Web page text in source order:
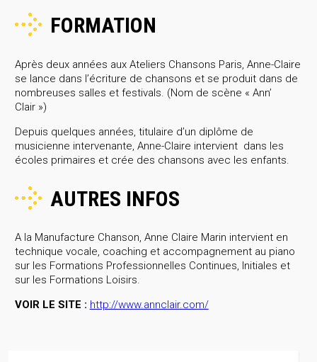
FORMATION
Après deux années aux Ateliers Chansons Paris, Anne-Claire
se lance dans l’écriture de chansons et se produit dans de
nombreuses salles et festivals. (Nom de scène « Ann’
Clair »)
Depuis quelques années, titulaire d’un diplôme de
musicienne intervenante, Anne-Claire intervient dans les
écoles primaires et crée des chansons avec les enfants.
AUTRES INFOS
A la Manufacture Chanson, Anne Claire Marin intervient en
technique vocale, coaching et accompagnement au piano
sur les Formations Professionnelles Continues, Initiales et
sur les Formations Loisirs.
VOIR LE SITE : http://www.annclair.com/